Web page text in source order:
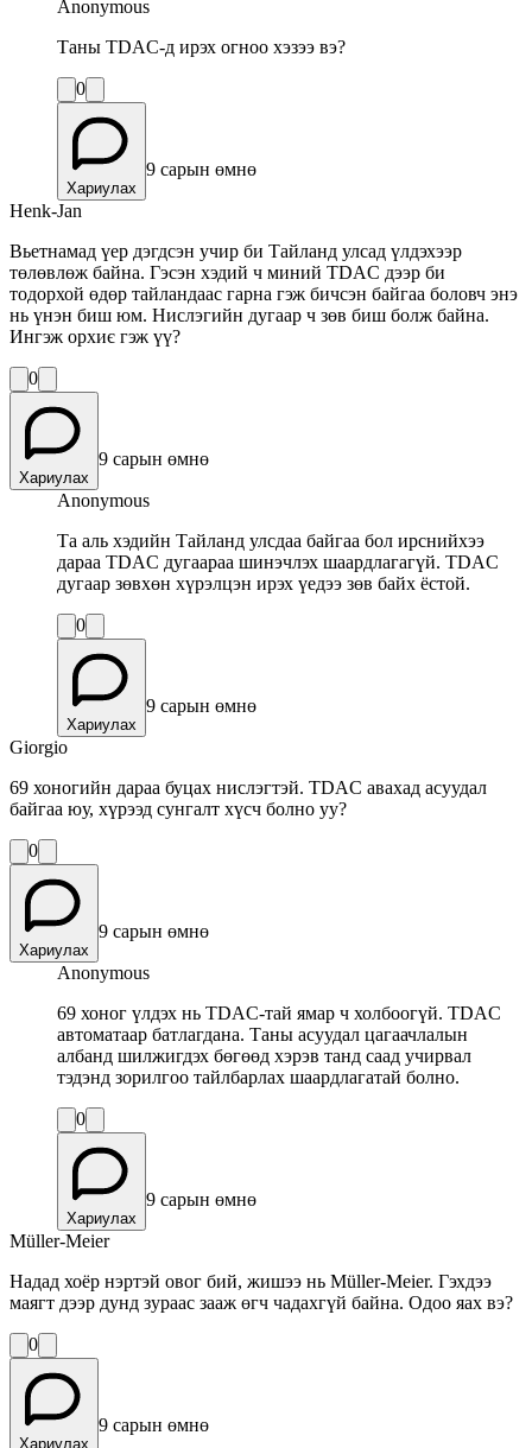
Anonymous
Таны TDAC-д ирэх огноо хэзээ вэ?
0
Хариулах
9 сарын өмнө
Henk-Jan
Вьетнамад үер дэгдсэн учир би Тайланд улсад үлдэхээр
төлөвлөж байна. Гэсэн хэдий ч миний TDAC дээр би
тодорхой өдөр тайландаас гарна гэж бичсэн байгаа боловч энэ
нь үнэн биш юм. Нислэгийн дугаар ч зөв биш болж байна.
Ингэж орхиє гэж үү?
0
Хариулах
9 сарын өмнө
Anonymous
Та аль хэдийн Тайланд улсдаа байгаа бол ирснийхээ
дараа TDAC дугаараа шинэчлэх шаардлагагүй. TDAC
дугаар зөвхөн хүрэлцэн ирэх үедээ зөв байх ёстой.
0
Хариулах
9 сарын өмнө
Giorgio
69 хоногийн дараа буцах нислэгтэй. TDAC авахад асуудал
байгаа юу, хүрээд сунгалт хүсч болно уу?
0
Хариулах
9 сарын өмнө
Anonymous
69 хоног үлдэх нь TDAC-тай ямар ч холбоогүй. TDAC
автоматаар батлагдана. Таны асуудал цагаачлалын
албанд шилжигдэх бөгөөд хэрэв танд саад учирвал
тэдэнд зорилгоо тайлбарлах шаардлагатай болно.
0
Хариулах
9 сарын өмнө
Müller-Meier
Надад хоёр нэртэй овог бий, жишээ нь Müller-Meier. Гэхдээ
маягт дээр дунд зураас зааж өгч чадахгүй байна. Одоо яах вэ?
0
Хариулах
9 сарын өмнө